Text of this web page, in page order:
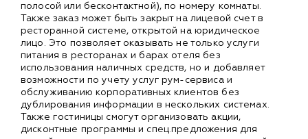
полосой или бесконтактной), по номеру комнаты.
Также заказ может быть закрыт на лицевой счет в
ресторанной системе, открытой на юридическое
лицо. Это позволяет оказывать не только услуги
питания в ресторанах и барах отеля без
использования наличных средств, но и добавляет
возможности по учету услуг рум-сервиса и
обслуживанию корпоративных клиентов без
дублирования информации в нескольких системах.
Также гостиницы смогут организовать акции,
дисконтные программы и спец.предложения для